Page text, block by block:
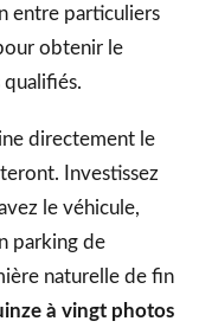
entre particuliers
obtenir le
directement le
Investissez
le véhicule,
parking de
naturelle de fin
à vingt photos